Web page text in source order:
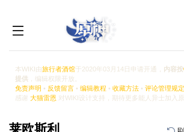
本WIKI由旅行者酒馆于2020年03月14日申请开通， 内容按
提供 ，编辑权限开放。
免责声明 • 反馈留言 • 编辑教程 • 收藏方法 • 评论管理规定
感谢 大猫雷恩 对WIKI设计支持，期待更多能人异士加入原